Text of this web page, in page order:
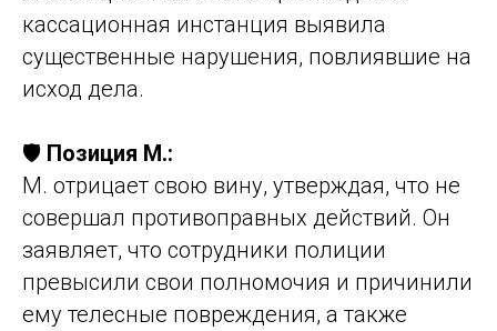
кассационная инстанция выявила
существенные нарушения, повлиявшие на
исход дела.
🛡️ Позиция М.:
М. отрицает свою вину, утверждая, что не
совершал противоправных действий. Он
заявляет, что сотрудники полиции
превысили свои полномочия и причинили
ему телесные повреждения, а также